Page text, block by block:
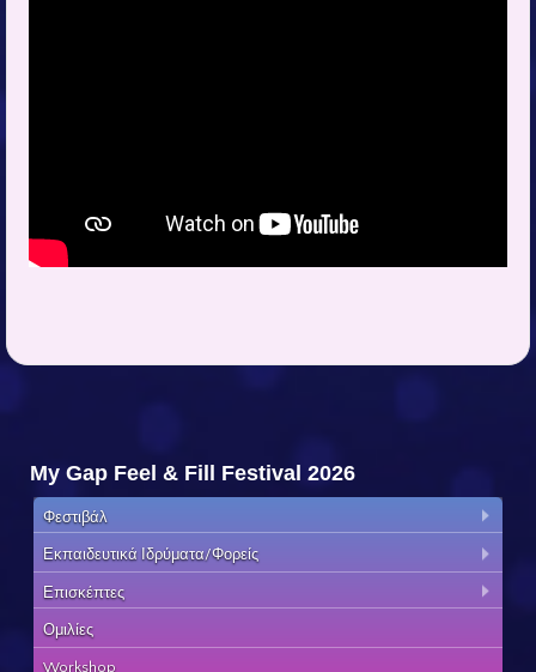
My Gap Feel & Fill Festival 2026
Φεστιβάλ
Εκπαιδευτικά Ιδρύματα/Φορείς
Επισκέπτες
Ομιλίες
Workshop